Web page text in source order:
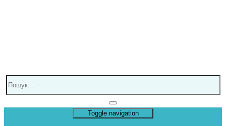
Toggle navigation